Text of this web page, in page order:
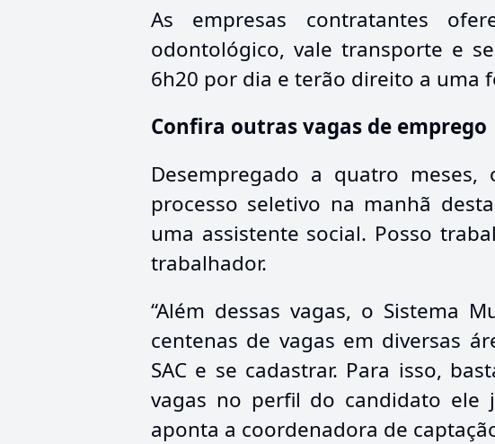
As empresas contratantes
odontológico, vale transporte e
6h20 por dia e terão direito a uma
Confira outras vagas de emprego
Desempregado a quatro
processo seletivo na manhã
uma assistente social. Posso
trabalhador.
“Além dessas vagas, o Sistema
centenas de vagas em diversas
SAC e se cadastrar. Para isso,
vagas no perfil do candidato ele
aponta a coordenadora de